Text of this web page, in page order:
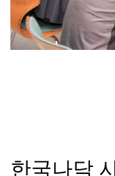
한국나닥